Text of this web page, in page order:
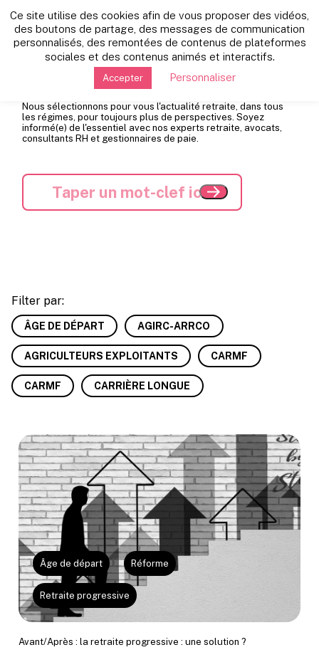
Les dernières news
Nous sélectionnons pour vous l'actualité retraite, dans tous
les régimes, pour toujours plus de perspectives. Soyez
informé(e) de l'essentiel avec nos experts retraite, avocats,
consultants RH et gestionnaires de paie.
Filter par:
ÂGE DE DÉPART AGIRC-ARRCO
AGRICULTEURS EXPLOITANTS CARMF
CARMF CARRIÈRE LONGUE
Âge de départ Réforme
Retraite progressive
Avant/Après : la retraite progressive : une solution ?
Ce site utilise des cookies afin de vous proposer des vidéos,
des boutons de partage, des messages de communication
personnalisés, des remontées de contenus de plateformes
sociales et des contenus animés et interactifs.
Accepter Personnaliser